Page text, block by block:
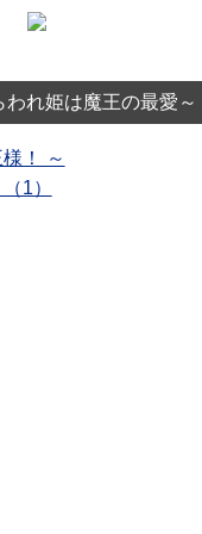
れ姫は魔王の最愛～
！ ～
1）